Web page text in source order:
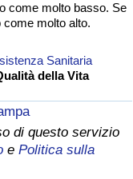
come molto basso. Se
come molto alto.
Sanitaria
della Vita
di questo servizio
e Politica sulla